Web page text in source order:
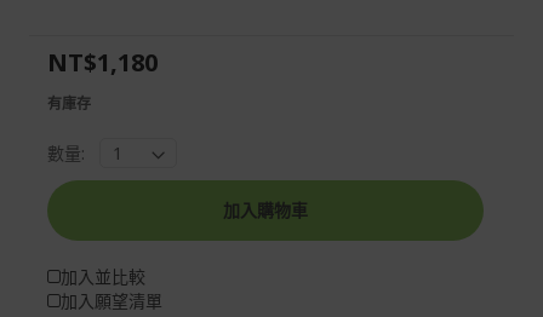
images
gallery
the
images
gallery
NT$1,180
有庫存
數量:
加入購物車
加入並比較
加入願望清單